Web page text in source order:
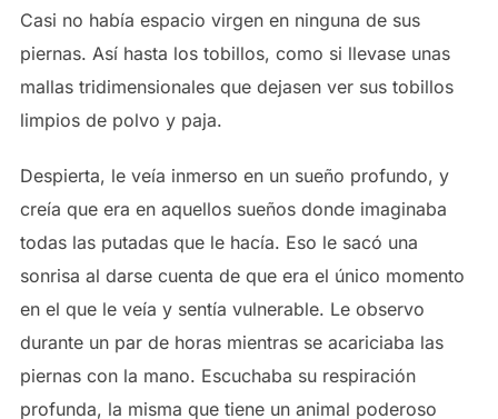
Casi no había espacio virgen en ninguna de sus
piernas. Así hasta los tobillos, como si llevase unas
mallas tridimensionales que dejasen ver sus tobillos
limpios de polvo y paja.
Despierta, le veía inmerso en un sueño profundo, y
creía que era en aquellos sueños donde imaginaba
todas las putadas que le hacía. Eso le sacó una
sonrisa al darse cuenta de que era el único momento
en el que le veía y sentía vulnerable. Le observo
durante un par de horas mientras se acariciaba las
piernas con la mano. Escuchaba su respiración
profunda, la misma que tiene un animal poderoso